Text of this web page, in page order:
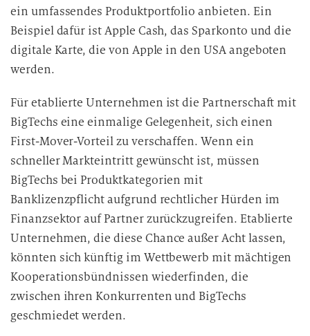
ein umfassendes Produktportfolio anbieten. Ein
Beispiel dafür ist Apple Cash, das Sparkonto und die
digitale Karte, die von Apple in den USA angeboten
werden.
Für etablierte Unternehmen ist die Partnerschaft mit
BigTechs eine einmalige Gelegenheit, sich einen
First-Mover-Vorteil zu verschaffen. Wenn ein
schneller Markteintritt gewünscht ist, müssen
BigTechs bei Produktkategorien mit
Banklizenzpflicht aufgrund rechtlicher Hürden im
Finanzsektor auf Partner zurückzugreifen. Etablierte
Unternehmen, die diese Chance außer Acht lassen,
könnten sich künftig im Wettbewerb mit mächtigen
Kooperationsbündnissen wiederfinden, die
zwischen ihren Konkurrenten und BigTechs
geschmiedet werden.